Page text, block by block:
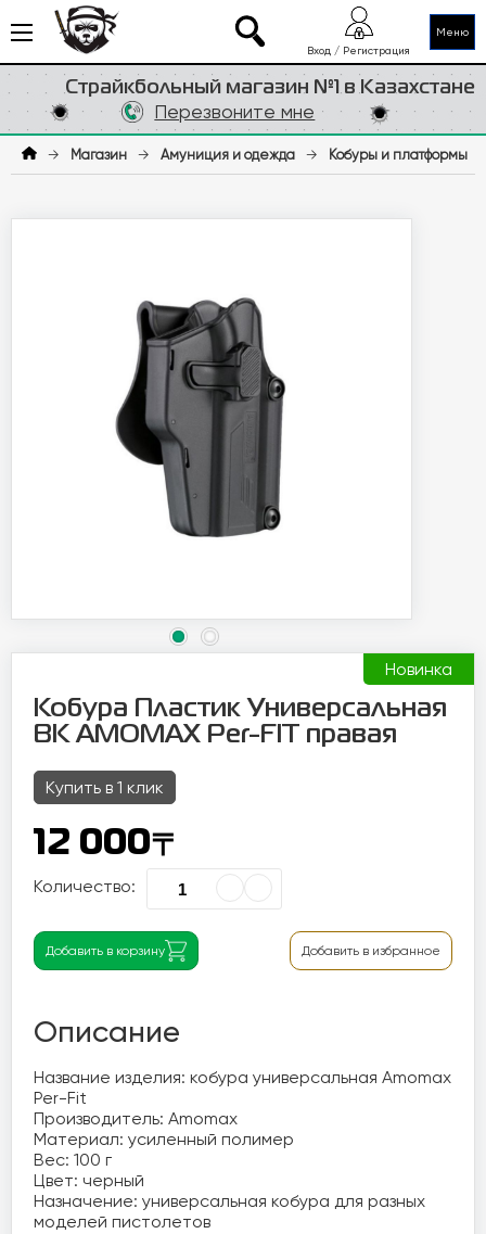
Меню
Страйкбольный магазин №1 в Казахстане
Вход / Регистрация
Перезвоните мне
→ Магазин → Амуниция и одежда → Кобуры и платформы
Кобура Пластик Универсальная
BK AMOMAX Per-FIT правая
Купить в 1 клик
Новинка
12 000〒
Количество:
Добавить в корзину Добавить в избранное
Описание
Название изделия: кобура универсальная Amomax
Per-Fit
Производитель: Amomax
Материал: усиленный полимер
Вес: 100 г
Цвет: черный
Назначение: универсальная кобура для разных
моделей пистолетов